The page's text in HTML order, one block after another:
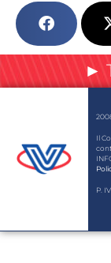
►
Il
P.